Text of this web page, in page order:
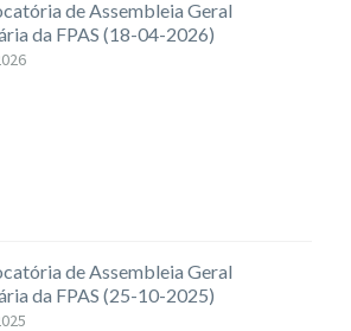
de Assembleia Geral
da FPAS (18-04-2026)
de Assembleia Geral
da FPAS (25-10-2025)